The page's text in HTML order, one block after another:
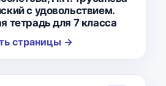
с удовольствием.
тетрадь для 7 класса
страницы →